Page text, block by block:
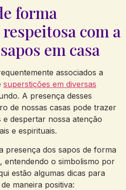
forma
com a
em casa
associados a
superstições em diversas
A presença desses
de nossas casas pode trazer
e despertar⁢ nossa⁣ atenção
e espirituais.
presença dos sapos⁣ de forma
entendendo o ‌simbolismo por
estão ⁢algumas​ dicas para
maneira positiva: